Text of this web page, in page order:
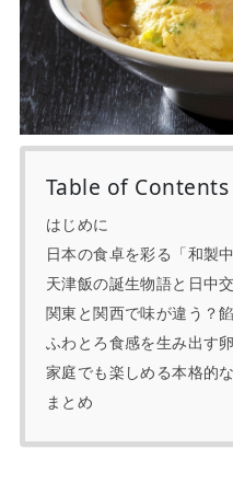
Table of Contents
はじめに
日本の食卓を彩る「和製
天津飯の誕生物語と日中
関東と関西で味が違う？
ふわとろ食感を生み出す
家庭でも楽しめる本格的
まとめ